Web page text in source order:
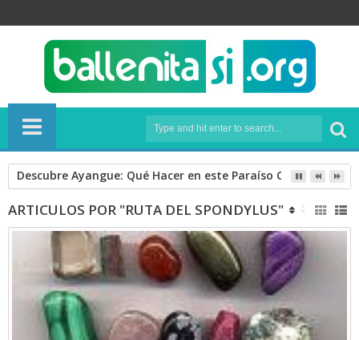
Descubre Ayangue: Qué Hacer en este Paraíso Costero y el
ARTICULOS POR "RUTA DEL SPONDYLUS"